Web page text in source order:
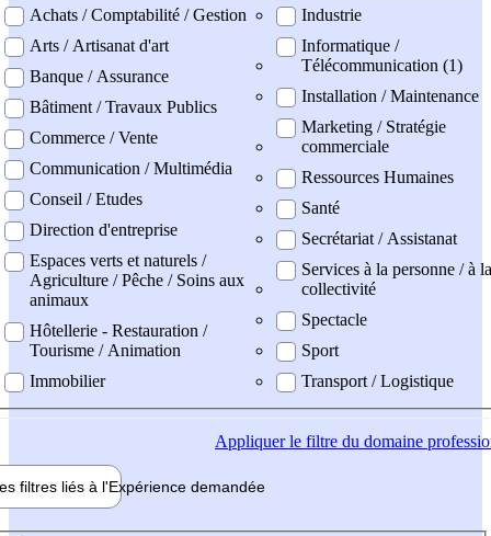
professionel
Achats / Comptabilité / Gestion
Arts / Artisanat d'art
Banque / Assurance
Bâtiment / Travaux Publics
Commerce / Vente
Communication / Multimédia
Conseil / Etudes
Direction d'entreprise
Espaces verts et naturels /
Agriculture / Pêche / Soins aux
animaux
Hôtellerie - Restauration /
Tourisme / Animation
Immobilier
Industrie
Informatique /
Télécommunication (1)
Installation / Maintenance
Marketing / Stratégie
commerciale
Ressources Humaines
Santé
Secrétariat / Assistanat
Services à la personne / à la
collectivité
Spectacle
Sport
Transport / Logistique
Appliquerle filtre du domaine
filtres liés à l'Expérience demandée